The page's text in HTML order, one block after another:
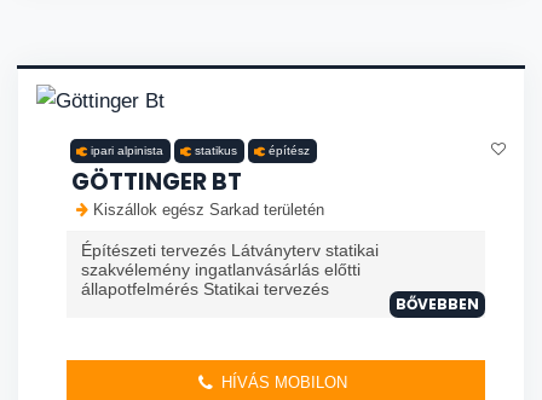
ipari alpinista statikus építész
GÖTTINGER BT
Kiszállok egész Sarkad területén
Építészeti tervezés Látványterv statikai
szakvélemény ingatlanvásárlás előtti
állapotfelmérés Statikai tervezés
BŐVEBBEN
HÍVÁS MOBILON